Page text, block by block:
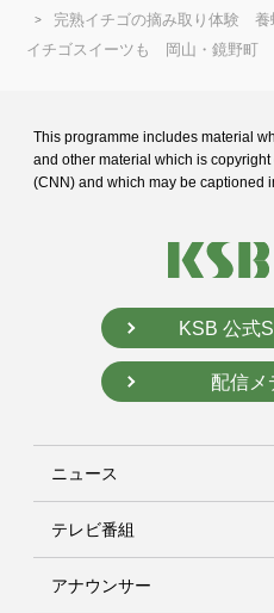
完熟イチゴの摘み取り体験
イチゴスイーツも 岡山・鏡野町
This programme includes material
and other material which is
(CNN) and which may be captioned
KSB 公式
配信メ
ニュース
テレビ番組
アナウンサー